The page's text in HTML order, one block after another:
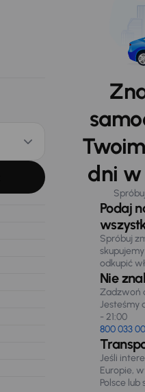
dni w
Podaj
Spróbuj
odkupić
Nie
Zadzwoń
Jesteśmy
- 21:00
800 033
Jeśli
Europie,
Polsce